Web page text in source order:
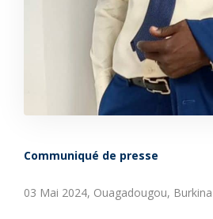
Communiqué de presse
03 Mai 2024, Ouagadougou,